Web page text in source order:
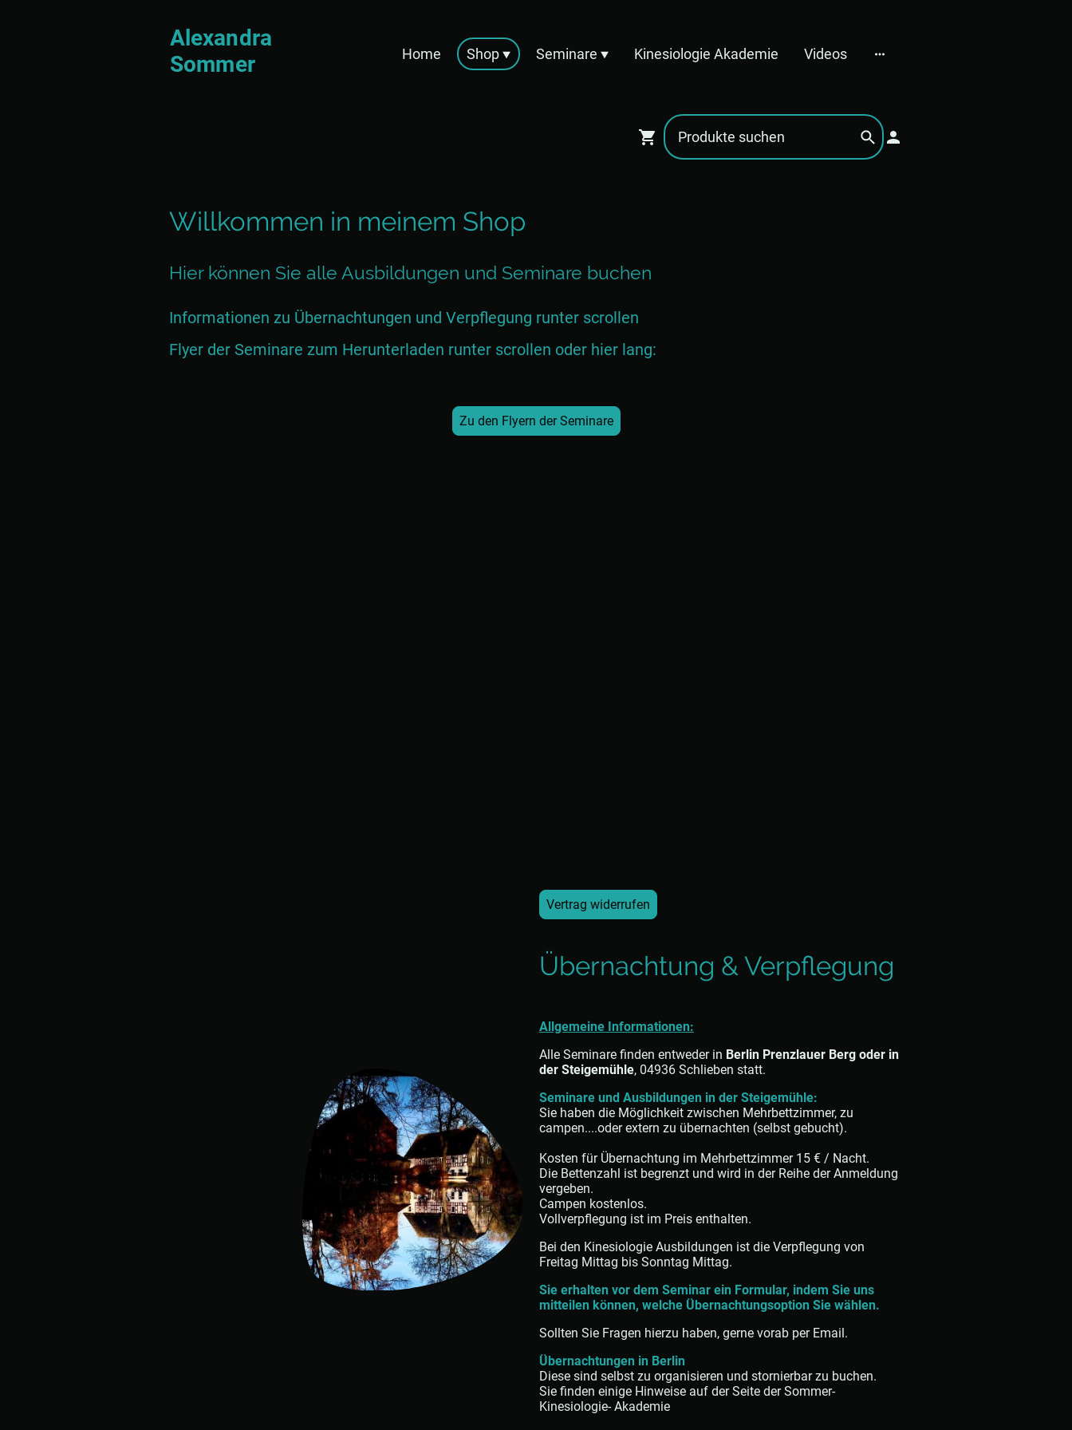
Alexandra
Sommer
Home Shop Seminare Kinesiologie Akademie Videos
Willkommen in meinem Shop
Hier können Sie alle Ausbildungen und Seminare buchen
Informationen zu Übernachtungen und Verpflegung runter scrollen
Flyer der Seminare zum Herunterladen runter scrollen oder hier lang:
Zu den Flyern der Seminare
Vertrag widerrufen
Übernachtung & Verpflegung
Allgemeine Informationen:
Alle Seminare finden entweder in Berlin Prenzlauer Berg oder in
der Steigemühle, 04936 Schlieben statt.
Seminare und Ausbildungen in der Steigemühle:
Sie haben die Möglichkeit zwischen Mehrbettzimmer, zu
campen....oder extern zu übernachten (selbst gebucht).
Kosten für Übernachtung im Mehrbettzimmer 15 € / Nacht.
Die Bettenzahl ist begrenzt und wird in der Reihe der Anmeldung
vergeben.
Campen kostenlos.
Vollverpflegung ist im Preis enthalten.
Bei den Kinesiologie Ausbildungen ist die Verpflegung von
Freitag Mittag bis Sonntag Mittag.
Sie erhalten vor dem Seminar ein Formular, indem Sie uns
mitteilen können, welche Übernachtungsoption Sie wählen.
Sollten Sie Fragen hierzu haben, gerne vorab per Email.
Übernachtungen in Berlin
Diese sind selbst zu organisieren und stornierbar zu buchen.
Sie finden einige Hinweise auf der Seite der Sommer-
Kinesiologie- Akademie